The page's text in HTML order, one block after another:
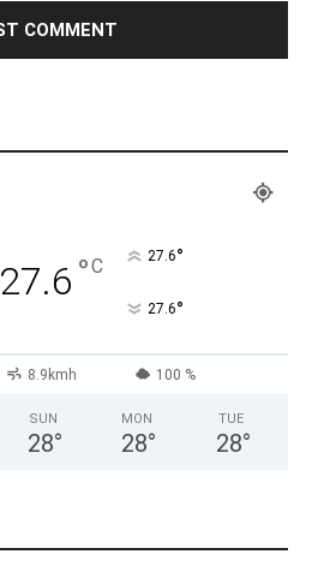
27.6 °C 27.6°
27.6°
8.9kmh 100 %
SUN
28°
MON
28°
TUE
28°